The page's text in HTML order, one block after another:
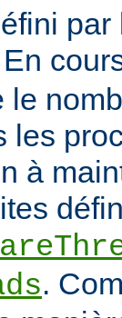
par
En
le
les
à
.